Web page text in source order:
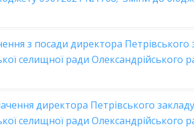
з посади директора Петрівського
селищної ради Олександрійського
директора Петрівського
селищної ради Олександрійського